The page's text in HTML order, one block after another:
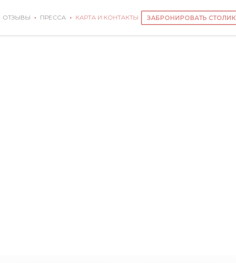
ОТЗЫВЫ ПРЕССА КАРТА И КОНТАКТЫ ЗАБРОНИРОВАТЬ СТОЛИК